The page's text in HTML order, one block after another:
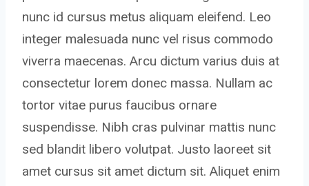
nunc id cursus metus aliquam eleifend. Leo
integer malesuada nunc vel risus commodo
viverra maecenas. Arcu dictum varius duis at
consectetur lorem donec massa. Nullam ac
tortor vitae purus faucibus ornare
suspendisse. Nibh cras pulvinar mattis nunc
sed blandit libero volutpat. Justo laoreet sit
amet cursus sit amet dictum sit. Aliquet enim